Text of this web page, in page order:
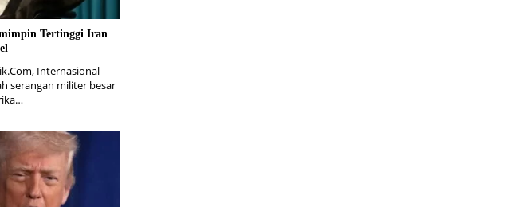
Tertinggi Iran
Internasional –
serangan militer besar